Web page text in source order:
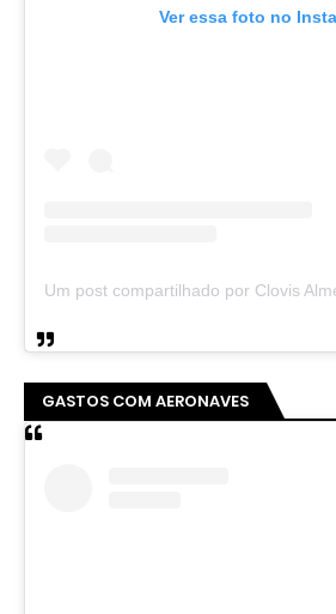
Ver essa foto no
GASTOS COM AERONAVES